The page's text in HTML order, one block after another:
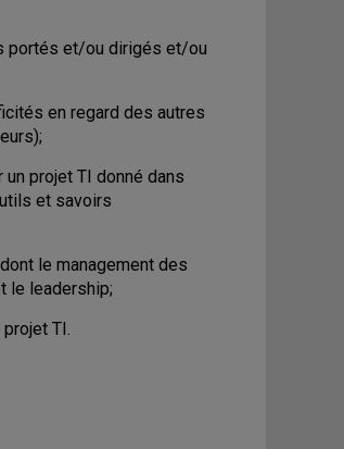
portés et/ou dirigés et/ou
en regard des autres
projet TI donné dans
et savoirs
le management des
le leadership;
TI.